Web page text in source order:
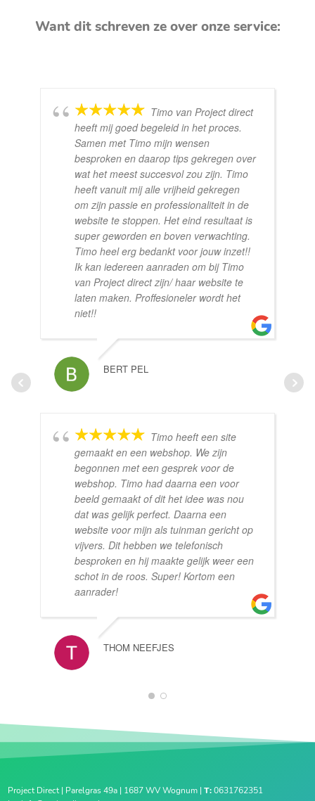
Want dit schreven ze over onze service:
Timo van Project direct
heeft mij goed begeleid in het proces.
Samen met Timo mijn wensen
besproken en daarop tips gekregen over
wat het meest succesvol zou zijn. Timo
heeft vanuit mij alle vrijheid gekregen
om zijn passie en professionaliteit in de
website te stoppen. Het eind resultaat is
super geworden en boven verwachting.
Timo heel erg bedankt voor jouw inzet!!
Ik kan iedereen aanraden om bij Timo
van Project direct zijn/ haar website te
laten maken. Proffesioneler wordt het
niet!!
BERT PEL
Timo heeft een site
gemaakt en een webshop. We zijn
begonnen met een gesprek voor de
webshop. Timo had daarna een voor
beeld gemaakt of dit het idee was nou
dat was gelijk perfect. Daarna een
website voor mijn als tuinman gericht op
vijvers. Dit hebben we telefonisch
besproken en hij maakte gelijk weer een
schot in de roos. Super! Kortom een
aanrader!
THOM NEEFJES
1 2
Project Direct | Parelgras 49a | 1687 WV Wognum |T:0631762351